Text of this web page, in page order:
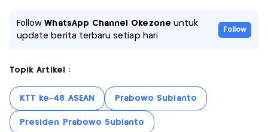
FollowWhatsApp Channel Okezone untuk
update berita terbaru setiap hari
Follow
Topik Artikel :
KTT ke-48 ASEAN Prabowo Subianto
Presiden Prabowo Subianto